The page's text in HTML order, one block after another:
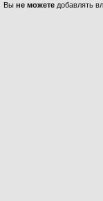
Вы не можете добавлять